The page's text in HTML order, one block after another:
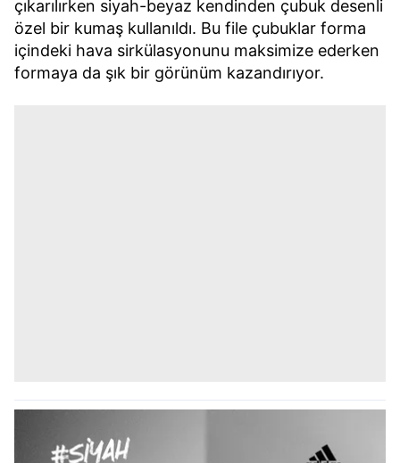
çıkarılırken siyah-beyaz kendinden çubuk desenli
özel bir kumaş kullanıldı. Bu file çubuklar forma
içindeki hava sirkülasyonunu maksimize ederken
formaya da şık bir görünüm kazandırıyor.